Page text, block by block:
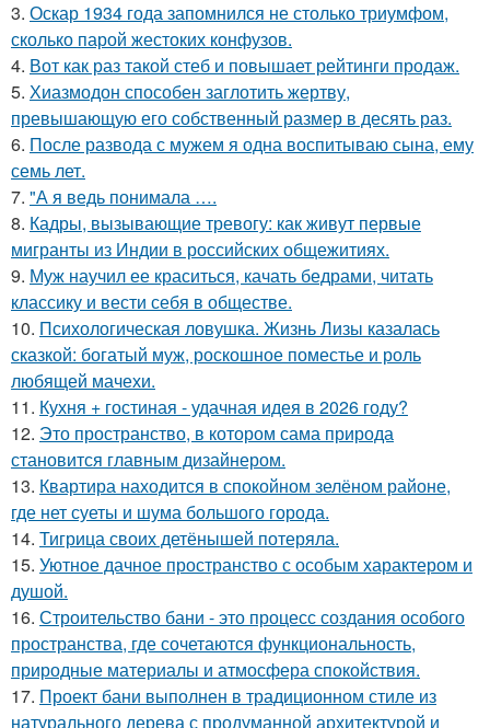
3. Оскар 1934 года запомнился не столько триумфом,
сколько парой жестоких конфузов.
4. Вот как раз такой стеб и повышает рейтинги продаж.
5. Хиазмодон способен заглотить жертву,
превышающую его собственный размер в десять раз.
6. После развода с мужем я одна воспитываю сына, ему
семь лет.
7. "А я ведь понимала ….
8. Кадры, вызывающие тревогу: как живут первые
мигранты из Индии в российских общежитиях.
9. Муж научил ее краситься, качать бедрами, читать
классику и вести себя в обществе.
10. Психологическая ловушка. Жизнь Лизы казалась
сказкой: богатый муж, роскошное поместье и роль
любящей мачехи.
11. Кухня + гостиная - удачная идея в 2026 году?
12. Это пространство, в котором сама природа
становится главным дизайнером.
13. Квартира находится в спокойном зелёном районе,
где нет суеты и шума большого города.
14. Тигрица своих детёнышей потеряла.
15. Уютное дачное пространство с особым характером и
душой.
16. Строительство бани - это процесс создания особого
пространства, где сочетаются функциональность,
природные материалы и атмосфера спокойствия.
17. Проект бани выполнен в традиционном стиле из
натурального дерева с продуманной архитектурой и